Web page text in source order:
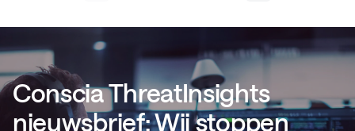
Conscia ThreatInsights
nieuwsbrief: Wij stoppen